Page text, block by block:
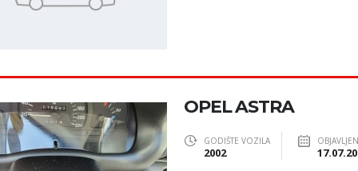
OPEL ASTRA
GODIŠTE VOZILA
2002